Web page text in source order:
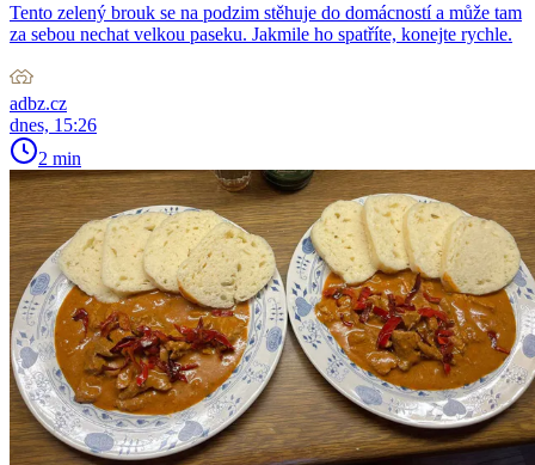
Tento zelený brouk se na podzim stěhuje do domácností a může tam
za sebou nechat velkou paseku. Jakmile ho spatříte, konejte rychle.
adbz.cz
dnes, 15:26
2 min